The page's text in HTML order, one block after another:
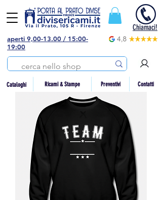
Chiamaci!
aperti 9,00-13.00 / 15:00-
19:00
Cataloghi Ricami & Stampe Preventivi Contatti